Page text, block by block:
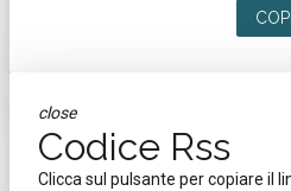
close
Codice Rss
Clicca sul pulsante per copiare il